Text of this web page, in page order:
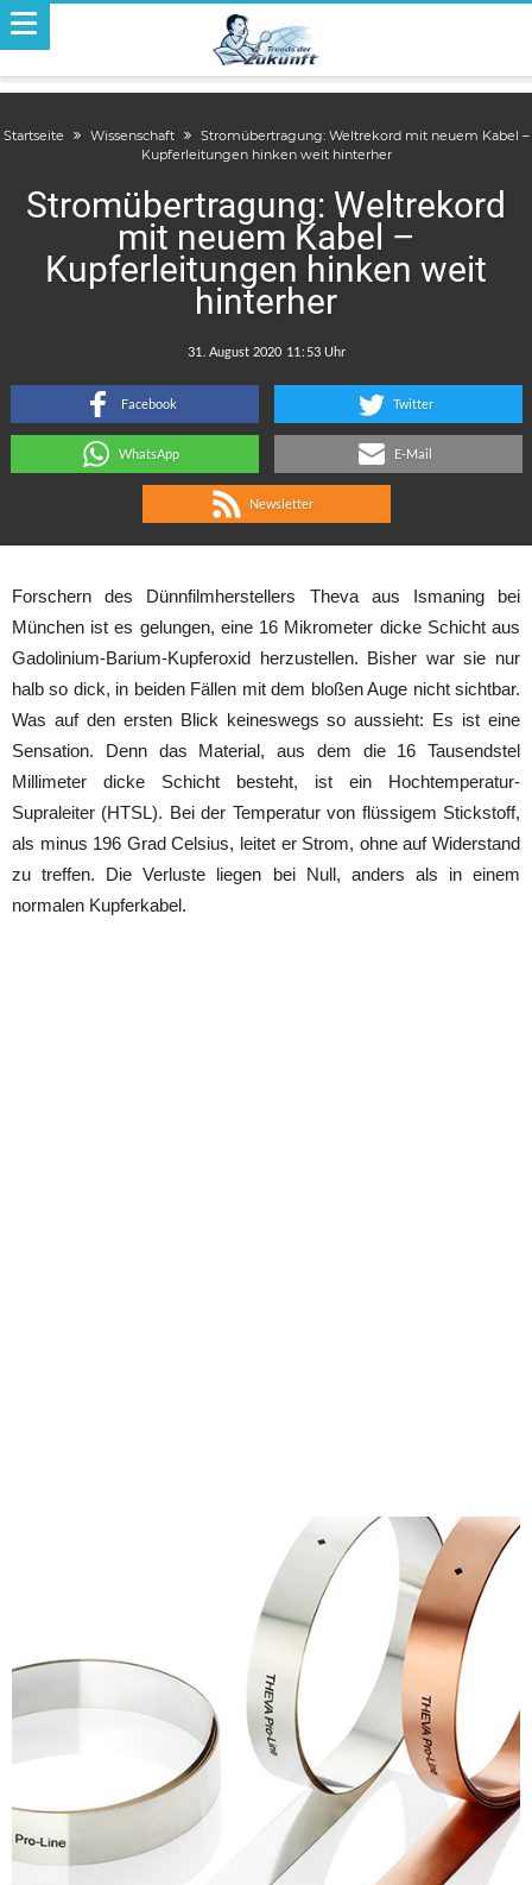
Startseite Wissenschaft
Stromübertragung: Weltrekord mit neuem Kabel –
Kupferleitungen hinken weit hinterher
Stromübertragung: Weltrekord
mit neuem Kabel –
Kupferleitungen hinken weit
hinterher
:
Facebook Twitter
WhatsApp E-Mail
Newsletter
Forschern des Dünnfilmherstellers Theva aus Ismaning bei
München ist es gelungen, eine 16 Mikrometer dicke Schicht aus
Gadolinium-Barium-Kupferoxid herzustellen. Bisher war sie nur
halb so dick, in beiden Fällen mit dem bloßen Auge nicht sichtbar.
Was auf den ersten Blick keineswegs so aussieht: Es ist eine
Sensation. Denn das Material, aus dem die 16 Tausendstel
Millimeter dicke Schicht besteht, ist ein Hochtemperatur-
Supraleiter (HTSL). Bei der Temperatur von flüssigem Stickstoff,
als minus 196 Grad Celsius, leitet er Strom, ohne auf Widerstand
zu treffen. Die Verluste liegen bei Null, anders als in einem
normalen Kupferkabel.